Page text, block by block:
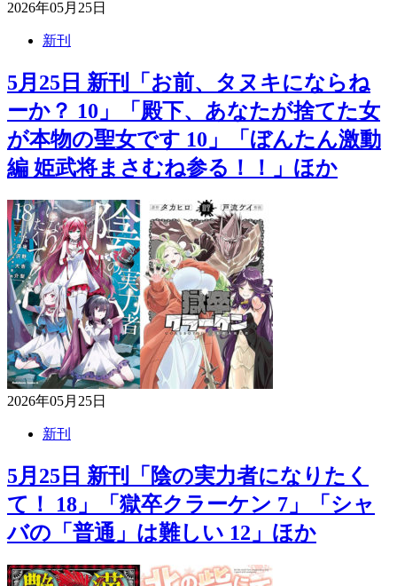
2026年05月25日
新刊
5月25日 新刊「お前、タヌキにならね
ーか？ 10」「殿下、あなたが捨てた女
が本物の聖女です 10」「ぼんたん激動
編 姫武将まさむね参る！！」ほか
2026年05月25日
新刊
5月25日 新刊「陰の実力者になりたく
て！ 18」「獄卒クラーケン 7」「シャ
バの「普通」は難しい 12」ほか